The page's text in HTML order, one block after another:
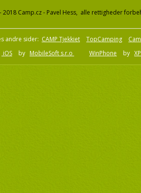
2018 Camp.cz - Pavel Hess, alle rettigheder
andre sider: CAMP Tjekkiet TopCamping
iOS by MobileSoft s.r.o WinPhone by